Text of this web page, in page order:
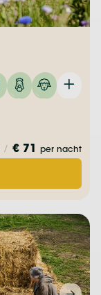
/ € 71 per nacht